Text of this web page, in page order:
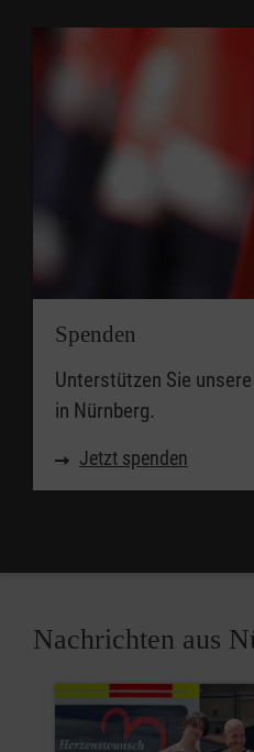
Spenden
Unterstützen Sie
in Nürnberg.
Jetzt spenden
Nachrichten aus